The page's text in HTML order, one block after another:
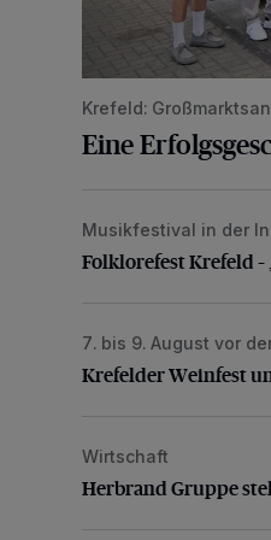
Krefeld:
Eine
Folklorefest Krefeld –
Musikfestival in der
Folklorefest Krefeld –
Krefelder Weinfest
7. bis 9. August vor
Krefelder Weinfest
Herbrand Gruppe
Wirtschaft
Herbrand Gruppe